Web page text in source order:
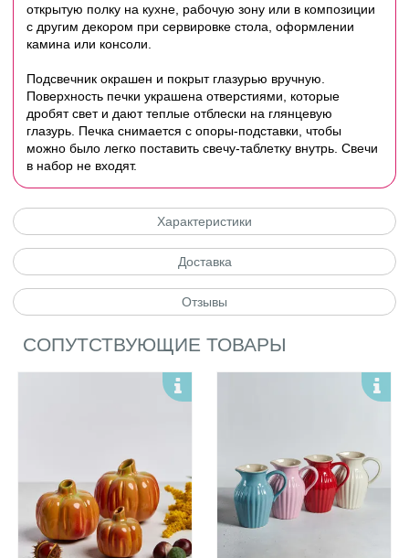
открытую полку на кухне, рабочую зону или в композиции
с другим декором при сервировке стола, оформлении
камина или консоли.
Подсвечник окрашен и покрыт глазурью вручную.
Поверхность печки украшена отверстиями, которые
дробят свет и дают теплые отблески на глянцевую
глазурь. Печка снимается с опоры-подставки, чтобы
можно было легко поставить свечу-таблетку внутрь. Свечи
в набор не входят.
Характеристики
Доставка
Отзывы
СОПУТСТВУЮЩИЕ ТОВАРЫ